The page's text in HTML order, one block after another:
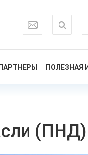
ПОЛЕЗНАЯ
(ПНД)